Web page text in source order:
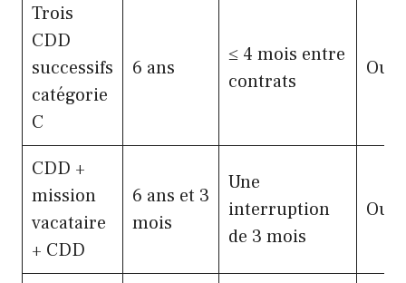
Trois
CDD
successifs
catégorie
C
6 ans
≤ 4 mois entre
contrats
Oui
CDD +
mission
vacataire
+ CDD
6 ans et 3
mois
Une
interruption
de 3 mois
Oui